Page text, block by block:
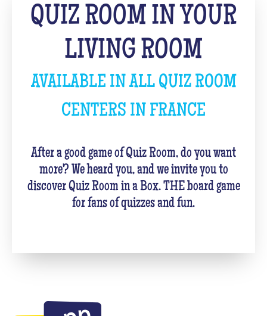
QUIZ ROOM IN YOUR
LIVING ROOM
AVAILABLE IN ALL QUIZ ROOM
CENTERS IN FRANCE
After a good game of Quiz Room, do you want
more? We heard you, and we invite you to
discover Quiz Room in a Box. THE board game
for fans of quizzes and fun.